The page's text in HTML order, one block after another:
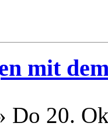
mit
Do 20.